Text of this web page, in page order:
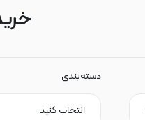
دسته‌بندی
انتخاب کنید